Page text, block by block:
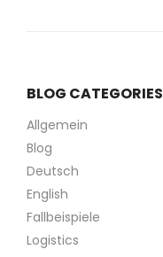
BLOG CATEGORIES
Allgemein
Blog
Deutsch
English
Fallbeispiele
Logistics